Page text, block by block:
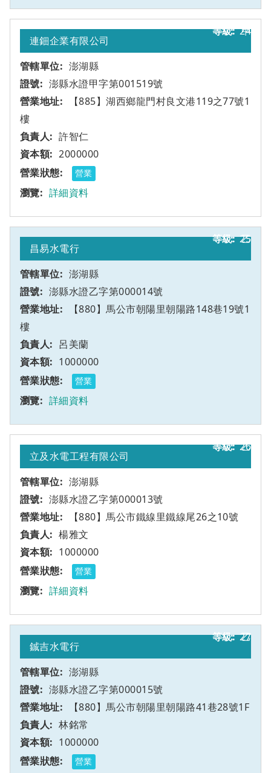
24
連鈿企業有限公司
澎湖縣
澎縣水證甲字第001519號
【885】湖西鄉龍門村良文港119之77號1
樓
甲
許智仁
2000000
營業
詳細資料
25
昌易水電行
澎湖縣
澎縣水證乙字第000014號
【880】馬公市朝陽里朝陽路148巷19號1
樓
乙
呂美蘭
1000000
營業
詳細資料
26
立及水電工程有限公司
澎湖縣
澎縣水證乙字第000013號
【880】馬公市鐵線里鐵線尾26之10號
乙
楊雅文
1000000
營業
詳細資料
27
鋮吉水電行
澎湖縣
澎縣水證乙字第000015號
【880】馬公市朝陽里朝陽路41巷28號1F
乙
林銘常
1000000
營業